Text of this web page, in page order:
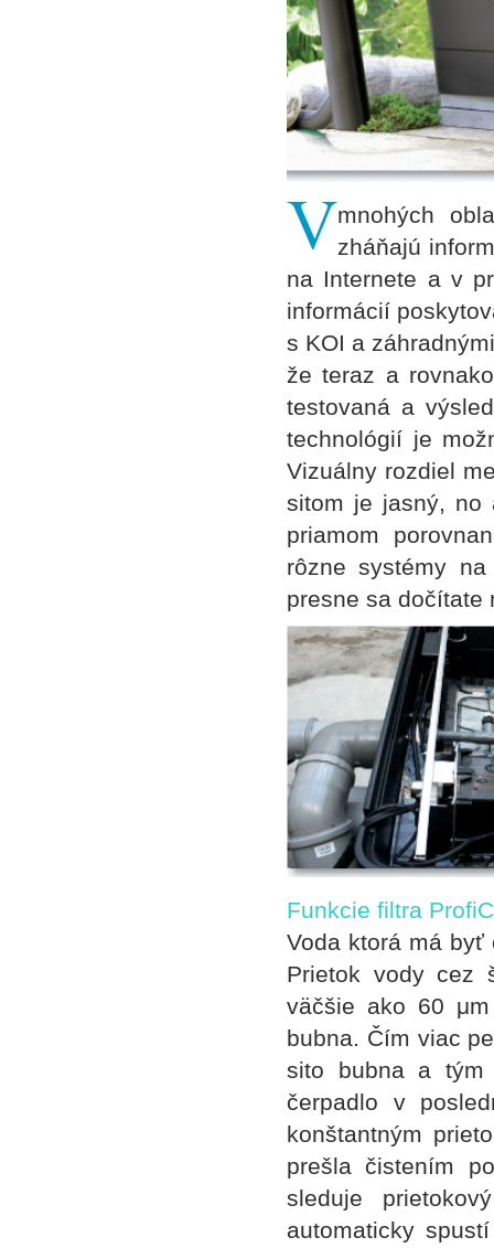
mnohých
zháňajú
na Internete a v
informácií
s KOI a
že teraz a
testovaná a
technológií je
Vizuálny rozdiel
sitom je jasný, no
priamom
rôzne systémy
presne sa dočítate
Funkcie filtra
Voda ktorá má byť
Prietok vody cez
väčšie ako 60
bubna. Čím viac
sito bubna a tým
čerpadlo v
konštantným
prešla čistením
sleduje
automaticky